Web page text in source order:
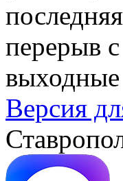
перерыв
выходные
Версия